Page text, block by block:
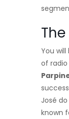
You
of
José
known